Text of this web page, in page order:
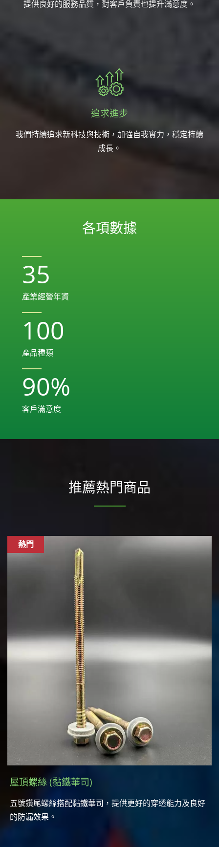
提供良好的服務品質，對客戶負責也提升滿意度。
追求進步
我們持續追求新科技與技術，加強自我實力，穩定持續
成長。
各項數據
35
產業經營年資
100
產品種類
90%
客戶滿意度
推薦熱門商品
熱門
屋頂螺絲 (黏鐵華司)
五號鑽尾螺絲搭配黏鐵華司，提供更好的穿透能力及良好
的防漏效果。